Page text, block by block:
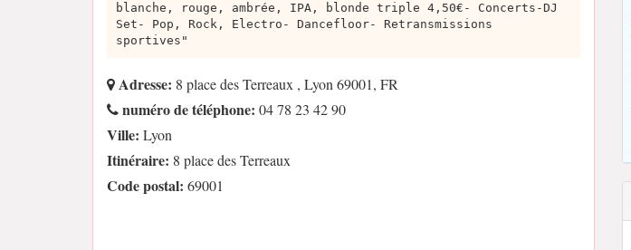
blanche, rouge, ambrée, IPA, blonde triple 4,50€- Concerts-DJ
Set- Pop, Rock, Electro- Dancefloor- Retransmissions
sportives"
Adresse: 8 place des Terreaux , Lyon 69001, FR
numéro de téléphone: 04 78 23 42 90
Ville: Lyon
Itinéraire: 8 place des Terreaux
Code postal: 69001